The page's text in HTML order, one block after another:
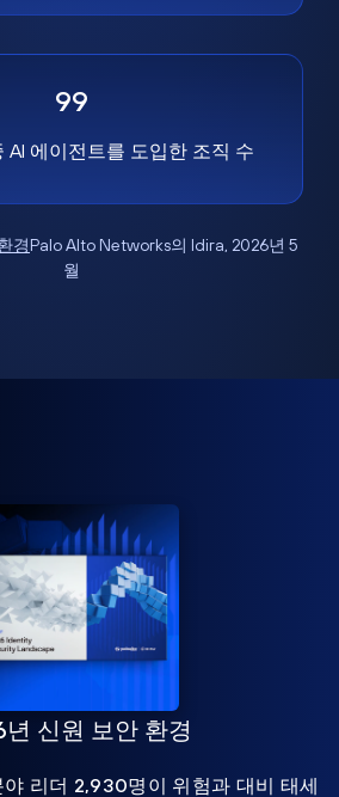
99
AI 에이전트를 도입한 조직 수
경Palo Alto Networks의 Idira, 2026년 5
월
신원 보안 환경
리더 2,930명이 위험과 대비 태세